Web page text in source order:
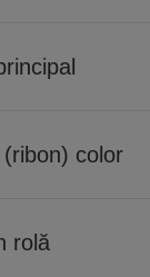
(ribon) color
rolă